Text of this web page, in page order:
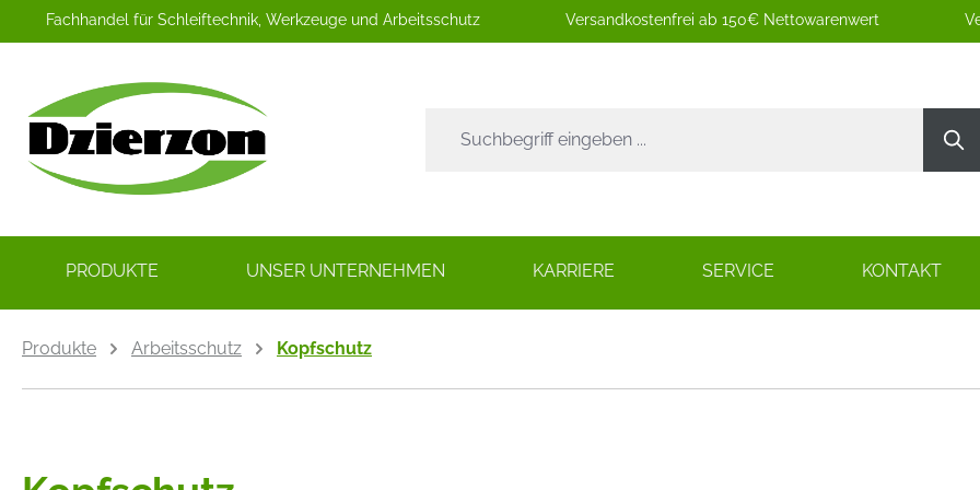
Zur Hauptnavigation springen
Fachhandel für Schleiftechnik, Werkzeuge und Arbeitsschutz Versandkostenfrei ab 150€ Nettowarenwert
PRODUKTE UNSER UNTERNEHMEN KARRIERE SERVICE KONTAKT
Produkte Arbeitsschutz Kopfschutz